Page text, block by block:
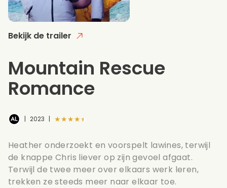
Bekijk de trailer
Mountain Rescue
Romance
| 2023 | ★★★★★
Heather onderzoekt en voorspelt lawines, terwijl
de knappe Chris liever op zijn gevoel afgaat.
Terwijl de twee meer over elkaars werk leren,
trekken ze steeds meer naar elkaar toe.